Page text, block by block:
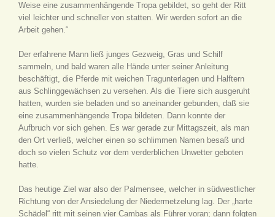
Weise eine zusammenhängende Tropa gebildet, so geht der Ritt
viel leichter und schneller von statten. Wir werden sofort an die
Arbeit gehen.“
Der erfahrene Mann ließ junges Gezweig, Gras und Schilf
sammeln, und bald waren alle Hände unter seiner Anleitung
beschäftigt, die Pferde mit weichen Tragunterlagen und Halftern
aus Schlinggewächsen zu versehen. Als die Tiere sich ausgeruht
hatten, wurden sie beladen und so aneinander gebunden, daß sie
eine zusammenhängende Tropa bildeten. Dann konnte der
Aufbruch vor sich gehen. Es war gerade zur Mittagszeit, als man
den Ort verließ, welcher einen so schlimmen Namen besaß und
doch so vielen Schutz vor dem verderblichen Unwetter geboten
hatte.
Das heutige Ziel war also der Palmensee, welcher in südwestlicher
Richtung von der Ansiedelung der Niedermetzelung lag. Der „harte
Schädel“ ritt mit seinen vier Cambas als Führer voran; dann folgten